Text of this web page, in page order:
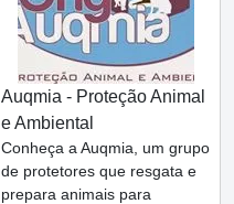
Auqmia - Proteção Animal
e Ambiental
Conheça a Auqmia, um grupo
de protetores que resgata e
prepara animais para